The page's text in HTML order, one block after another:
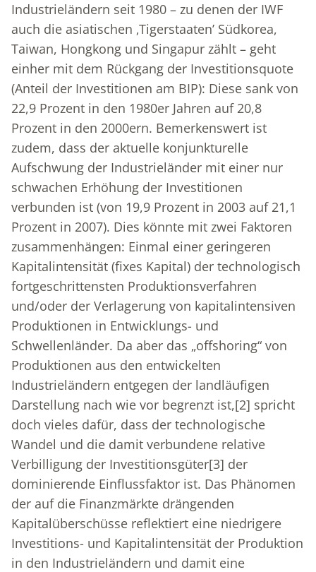
Industrieländern seit 1980 – zu denen der IWF
auch die asiatischen ‚Tigerstaaten’ Südkorea,
Taiwan, Hongkong und Singapur zählt – geht
einher mit dem Rückgang der Investitionsquote
(Anteil der Investitionen am BIP): Diese sank von
22,9 Prozent in den 1980er Jahren auf 20,8
Prozent in den 2000ern. Bemerkenswert ist
zudem, dass der aktuelle konjunkturelle
Aufschwung der Industrieländer mit einer nur
schwachen Erhöhung der Investitionen
verbunden ist (von 19,9 Prozent in 2003 auf 21,1
Prozent in 2007). Dies könnte mit zwei Faktoren
zusammenhängen: Einmal einer geringeren
Kapitalintensität (fixes Kapital) der technologisch
fortgeschrittensten Produktionsverfahren
und/oder der Verlagerung von kapitalintensiven
Produktionen in Entwicklungs- und
Schwellenländer. Da aber das „offshoring“ von
Produktionen aus den entwickelten
Industrieländern entgegen der landläufigen
Darstellung nach wie vor begrenzt ist,[2] spricht
doch vieles dafür, dass der technologische
Wandel und die damit verbundene relative
Verbilligung der Investitionsgüter[3] der
dominierende Einflussfaktor ist. Das Phänomen
der auf die Finanzmärkte drängenden
Kapitalüberschüsse reflektiert eine niedrigere
Investitions- und Kapitalintensität der Produktion
in den Industrieländern und damit eine